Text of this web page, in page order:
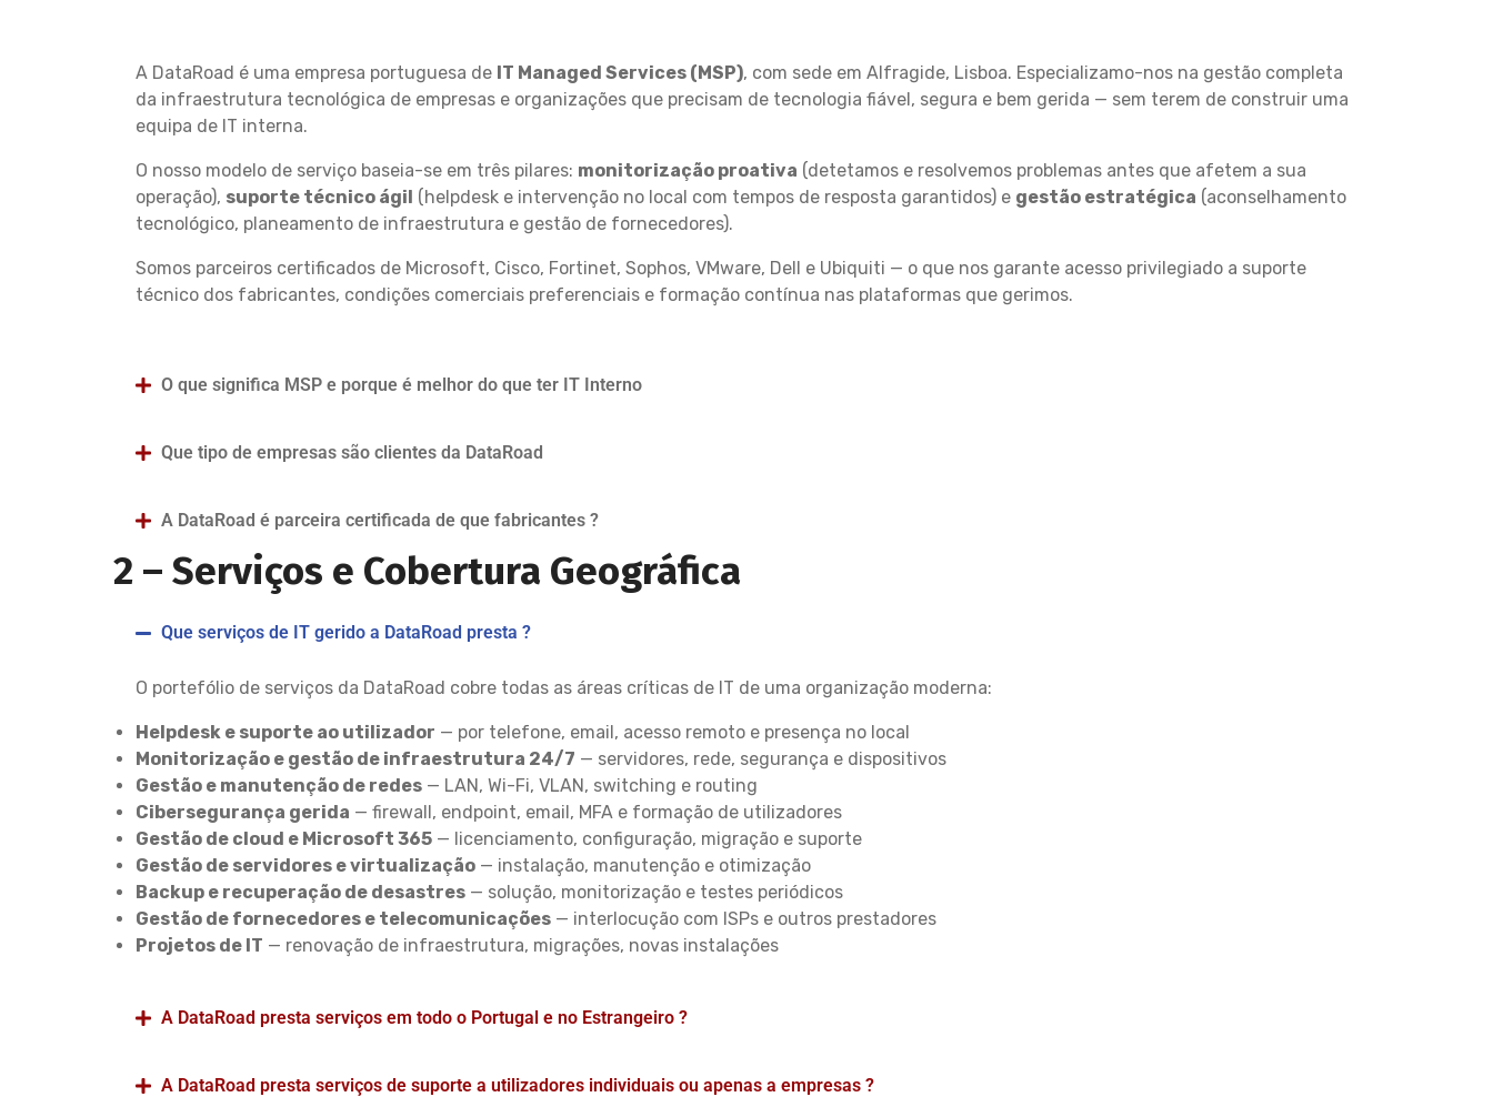
A DataRoad é uma empresa portuguesa de IT Managed Services (MSP), com sede em Alfragide, Lisboa. Especializamo-nos na gestão completa
da infraestrutura tecnológica de empresas e organizações que precisam de tecnologia fiável, segura e bem gerida — sem terem de construir uma
equipa de IT interna.
O nosso modelo de serviço baseia-se em três pilares: monitorização proativa (detetamos e resolvemos problemas antes que afetem a sua
operação), suporte técnico ágil (helpdesk e intervenção no local com tempos de resposta garantidos) e gestão estratégica (aconselhamento
tecnológico, planeamento de infraestrutura e gestão de fornecedores).
Somos parceiros certificados de Microsoft, Cisco, Fortinet, Sophos, VMware, Dell e Ubiquiti — o que nos garante acesso privilegiado a suporte
técnico dos fabricantes, condições comerciais preferenciais e formação contínua nas plataformas que gerimos.
O que significa MSP e porque é melhor do que ter IT Interno
Que tipo de empresas são clientes da DataRoad
A DataRoad é parceira certificada de que fabricantes ?
2 – Serviços e Cobertura Geográfica
Que serviços de IT gerido a DataRoad presta ?
O portefólio de serviços da DataRoad cobre todas as áreas críticas de IT de uma organização moderna:
Helpdesk e suporte ao utilizador — por telefone, email, acesso remoto e presença no local
Monitorização e gestão de infraestrutura 24/7 — servidores, rede, segurança e dispositivos
Gestão e manutenção de redes — LAN, Wi-Fi, VLAN, switching e routing
Cibersegurança gerida — firewall, endpoint, email, MFA e formação de utilizadores
Gestão de cloud e Microsoft 365 — licenciamento, configuração, migração e suporte
Gestão de servidores e virtualização — instalação, manutenção e otimização
Backup e recuperação de desastres — solução, monitorização e testes periódicos
Gestão de fornecedores e telecomunicações — interlocução com ISPs e outros prestadores
Projetos de IT — renovação de infraestrutura, migrações, novas instalações
A DataRoad presta serviços em todo o Portugal e no Estrangeiro ?
A DataRoad presta serviços de suporte a utilizadores individuais ou apenas a empresas ?